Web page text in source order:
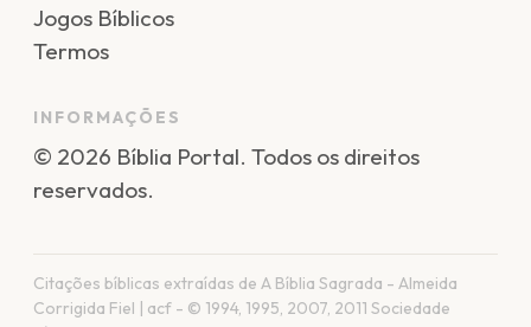
Jogos Bíblicos
Termos
INFORMAÇÕES
© 2026 Bíblia Portal. Todos os direitos
reservados.
Citações bíblicas extraídas de A Bíblia Sagrada - Almeida
Corrigida Fiel | acf - © 1994, 1995, 2007, 2011 Sociedade